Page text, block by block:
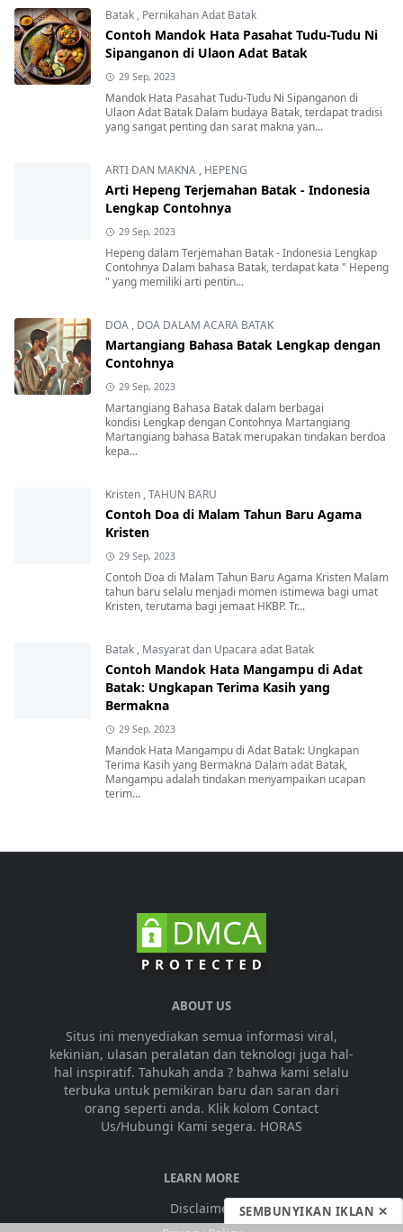
Batak , Pernikahan Adat Batak
Contoh Mandok Hata Pasahat Tudu-Tudu Ni
Sipanganon di Ulaon Adat Batak
29 Sep, 2023
Mandok Hata Pasahat Tudu-Tudu Ni Sipanganon di
Ulaon Adat Batak Dalam budaya Batak, terdapat tradisi
yang sangat penting dan sarat makna yan...
ARTI DAN MAKNA , HEPENG
Arti Hepeng Terjemahan Batak - Indonesia
Lengkap Contohnya
29 Sep, 2023
Hepeng dalam Terjemahan Batak - Indonesia Lengkap
Contohnya Dalam bahasa Batak, terdapat kata " Hepeng
" yang memiliki arti pentin...
DOA , DOA DALAM ACARA BATAK
Martangiang Bahasa Batak Lengkap dengan
Contohnya
29 Sep, 2023
Martangiang Bahasa Batak dalam berbagai
kondisi Lengkap dengan Contohnya Martangiang
Martangiang bahasa Batak merupakan tindakan berdoa
kepa...
Kristen ,TAHUN BARU
Contoh Doa di Malam Tahun Baru Agama
Kristen
29 Sep, 2023
Contoh Doa di Malam Tahun Baru Agama Kristen Malam
tahun baru selalu menjadi momen istimewa bagi umat
Kristen, terutama bagi jemaat HKBP. Tr...
Batak , Masyarat dan Upacara adat Batak
Contoh Mandok Hata Mangampu di Adat
Batak: Ungkapan Terima Kasih yang
Bermakna
29 Sep, 2023
Mandok Hata Mangampu di Adat Batak: Ungkapan
Terima Kasih yang Bermakna Dalam adat Batak,
Mangampu adalah tindakan menyampaikan ucapan
terim...
ABOUT US
Situs ini menyediakan semua informasi viral,
kekinian, ulasan peralatan dan teknologi juga hal-
hal inspiratif. Tahukah anda ? bahwa kami selalu
terbuka untuk pemikiran baru dan saran dari
orang seperti anda. Klik kolom Contact
Us/Hubungi Kami segera. HORAS
LEARN MORE
Disclaimer
SEMBUNYIKAN IKLAN ✕